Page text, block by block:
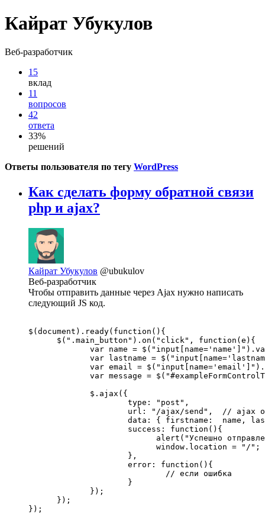
Кайрат Убукулов
Веб-разработчик
15
вклад
11
вопросов
42
ответа
33%
решений
Ответы пользователя по тегу WordPress
Как сделать форму обратной связи
php и ajax?
Кайрат Убукулов @ubukulov
Веб-разработчик
Чтобы отправить данные через Ajax нужно написать
следующий JS код.
$(document).ready(function(){
      $(".main_button").on("click", function(e){
var name =
var lastname =
var email =
var message =
             $.ajax({
                     type: "post",
url: "/ajax/send",  // ajax
data: { firstname:  name,
                     success: function(){
alert("Успешно
window.location = "/
                     },
                     error: function(){
                             // если ошибка
                     }
             });
      });
});